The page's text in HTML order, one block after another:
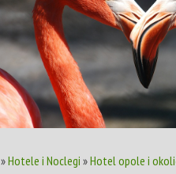
»Hotele i Noclegi »Hotel opole i